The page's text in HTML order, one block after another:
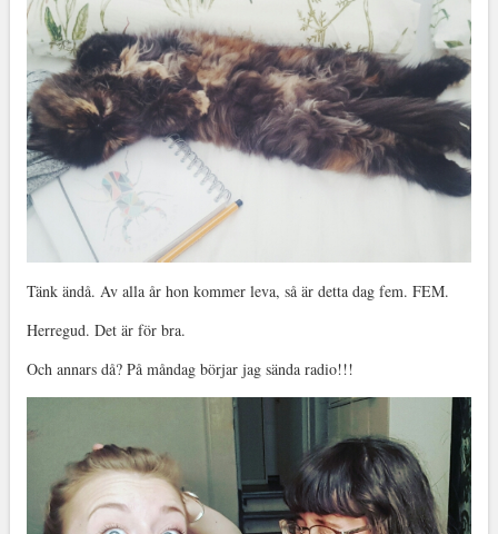
Tänk ändå. Av alla år hon kommer leva, så är detta dag fem. FEM.
Herregud. Det är för bra.
Och annars då? På måndag börjar jag sända radio!!!